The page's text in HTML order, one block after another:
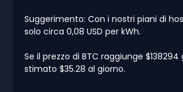
Suggerimento: Con i nostri piani di
solo circa 0,08 USD per kWh.
Se il prezzo di BTC raggiunge
stimato $35.28 al giorno.